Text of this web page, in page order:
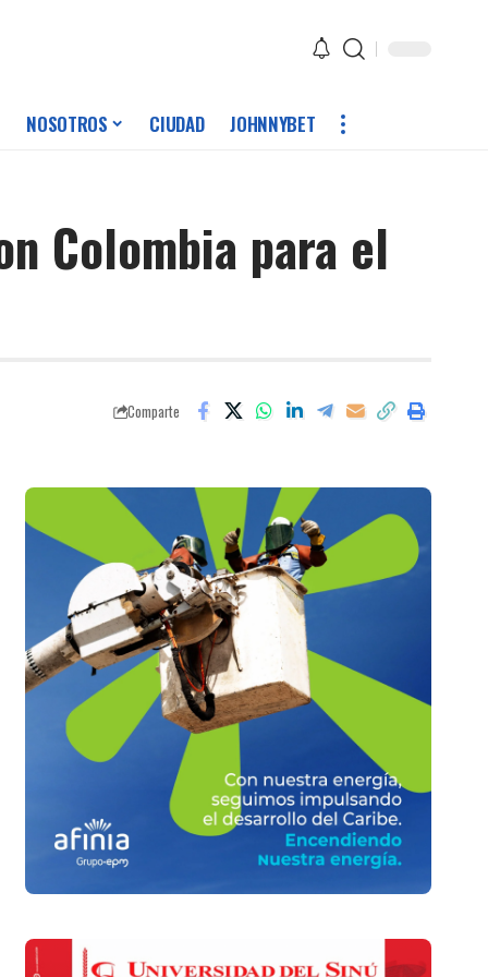
NOSOTROS CIUDAD JOHNNYBET
Colombia para el
Comparte